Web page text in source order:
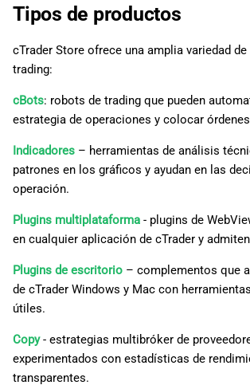
Tipos de productos
cTrader Store ofrece una amplia variedad
trading:
cBots: robots de trading que pueden
estrategia de operaciones y colocar
Indicadores – herramientas de análisis
patrones en los gráficos y ayudan en las
operación.
Plugins multiplataforma - plugins de
en cualquier aplicación de cTrader y
Plugins de escritorio – complementos que
de cTrader Windows y Mac con
útiles.
Copy- estrategias multibróker de
experimentados con estadísticas de
transparentes.